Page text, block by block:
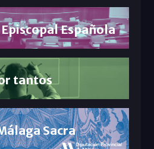
Española
tantos
Sacra